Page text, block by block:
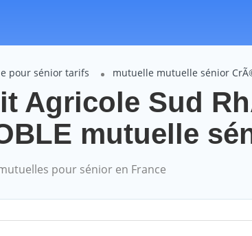
pour sénior tarifs mutuelle mutuelle sénior
Agricole Sud
mutuelle
pour sénior en France